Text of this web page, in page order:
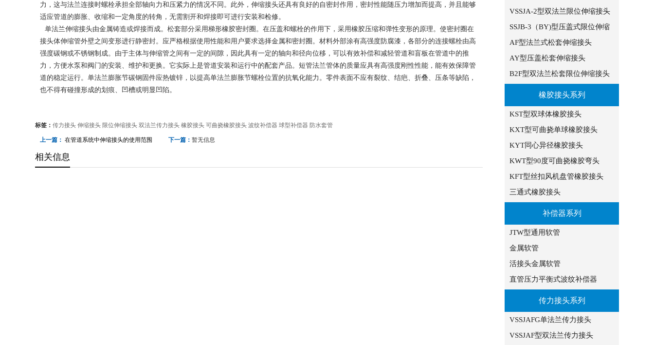
VSSJA-2型双法兰限位伸缩接头
SSJB-3（BY)型压盖式限位伸缩
AF型法兰式松套伸缩接头
AY型压盖松套伸缩接头
B2F型双法兰松套限位伸缩接头
橡胶接头系列
KST型双球体橡胶接头
KXT型可曲挠单球橡胶接头
KYT同心异径橡胶接头
KWT型90度可曲挠橡胶弯头
KFT型丝扣风机盘管橡胶接头
三通式橡胶接头
补偿器系列
JTW型通用软管
金属软管
活接头金属软管
直管压力平衡式波纹补偿器
传力接头系列
VSSJAFG单法兰传力接头
VSSJAF型双法兰传力接头
力，这与法兰连接时螺栓承担全部轴向力和压紧力的情况不同。此外，伸缩接头还具有良好的自密封作用，密封性能随压力增加而提高，并且能够
适应管道的膨胀、收缩和一定角度的转角，无需割开和焊接即可进行安装和检修。
单法兰伸缩接头由金属铸造或焊接而成。松套部分采用梯形橡胶密封圈。在压盖和螺栓的作用下，采用橡胶压缩和弹性变形的原理。使密封圈在
接头体伸缩管外壁之间变形进行静密封。应严格根据使用性能和用户要求选择金属和密封圈。材料外部涂有高强度防腐漆，各部分的连接螺栓由高
强度碳钢或不锈钢制成。由于主体与伸缩管之间有一定的间隙，因此具有一定的轴向和径向位移，可以有效补偿和减轻管道和盲板在管道中的推
力，方便水泵和阀门的安装、维护和更换。它实际上是管道安装和运行中的配套产品。短管法兰管体的质量应具有高强度刚性性能，能有效保障管
道的稳定运行。单法兰膨胀节碳钢固件应热镀锌，以提高单法兰膨胀节螺栓位置的抗氧化能力。零件表面不应有裂纹、结疤、折叠、压条等缺陷，
也不得有碰撞形成的划痕、凹槽或明显凹陷。
标签： 传力接头 伸缩接头 限位伸缩接头 双法兰传力接头 橡胶接头 可曲挠橡胶接头 波纹补偿器 球型补偿器 防水套管
上一篇： 在管道系统中伸缩接头的使用范围 下一篇： 暂无信息
相关信息